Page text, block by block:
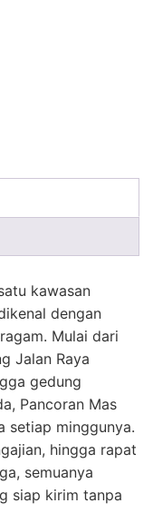
kawasan
dengan
Mulai dari
Jalan Raya
gedung
Pancoran Mas
setiap minggunya.
hingga rapat
semuanya
siap kirim tanpa